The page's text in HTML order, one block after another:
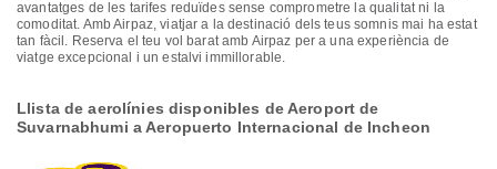
avantatges de les tarifes reduïdes sense comprometre la qualitat ni la
comoditat. Amb Airpaz, viatjar a la destinació dels teus somnis mai ha estat
tan fàcil. Reserva el teu vol barat amb Airpaz per a una experiència de
viatge excepcional i un estalvi immillorable.
Llista de aerolínies disponibles de Aeroport de
Suvarnabhumi a Aeropuerto Internacional de Incheon